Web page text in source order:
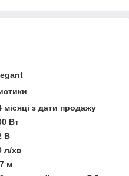
місяці з дати продажу
Вт
В
л/хв
м